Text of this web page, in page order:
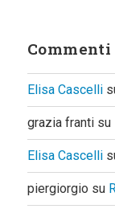
Elisa Cascelli
grazia frantisu
Elisa Cascelli
piergiorgio su